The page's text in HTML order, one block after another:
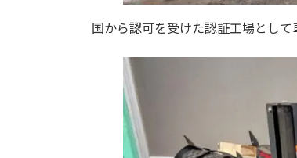
国から認可を受けた認証工場として